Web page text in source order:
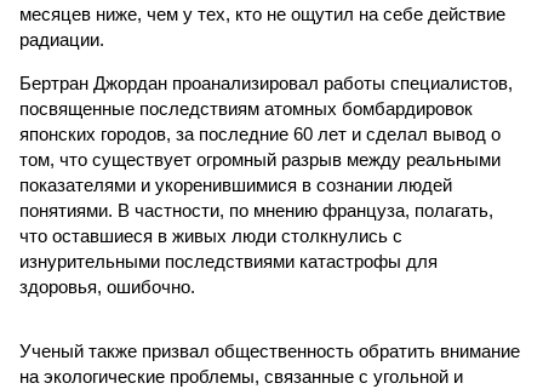
месяцев ниже, чем у тех, кто не ощутил на себе действие
радиации.
Бертран Джордан проанализировал работы специалистов,
посвященные последствиям атомных бомбардировок
японских городов, за последние 60 лет и сделал вывод о
том, что существует огромный разрыв между реальными
показателями и укоренившимися в сознании людей
понятиями. В частности, по мнению француза, полагать,
что оставшиеся в живых люди столкнулись с
изнурительными последствиями катастрофы для
здоровья, ошибочно.
Ученый также призвал общественность обратить внимание
на экологические проблемы, связанные с угольной и